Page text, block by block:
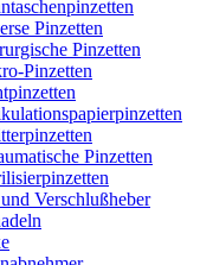
Pinzetten
Pinzetten
Pinzetten
Pinzetten
Verschlußheber